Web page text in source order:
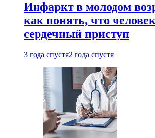
Инфаркт в молодом
как понять, что
сердечный приступ
3 года спустя2 года спустя